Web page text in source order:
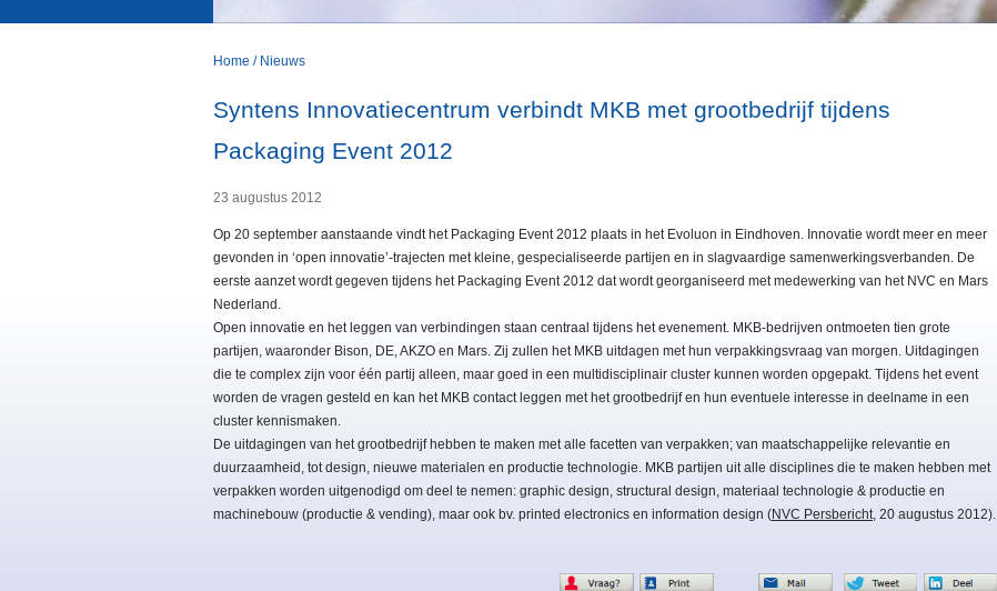
Home / Nieuws
Syntens Innovatiecentrum verbindt MKB met grootbedrijf tijdens
Packaging Event 2012
23 augustus 2012
Op 20 september aanstaande vindt het Packaging Event 2012 plaats in het Evoluon in Eindhoven. Innovatie wordt meer en meer
gevonden in ‘open innovatie’-trajecten met kleine, gespecialiseerde partijen en in slagvaardige samenwerkingsverbanden. De
eerste aanzet wordt gegeven tijdens het Packaging Event 2012 dat wordt georganiseerd met medewerking van het NVC en Mars
Nederland.
Open innovatie en het leggen van verbindingen staan centraal tijdens het evenement. MKB-bedrijven ontmoeten tien grote
partijen, waaronder Bison, DE, AKZO en Mars. Zij zullen het MKB uitdagen met hun verpakkingsvraag van morgen. Uitdagingen
die te complex zijn voor één partij alleen, maar goed in een multidisciplinair cluster kunnen worden opgepakt. Tijdens het event
worden de vragen gesteld en kan het MKB contact leggen met het grootbedrijf en hun eventuele interesse in deelname in een
cluster kennismaken.
De uitdagingen van het grootbedrijf hebben te maken met alle facetten van verpakken; van maatschappelijke relevantie en
duurzaamheid, tot design, nieuwe materialen en productie technologie. MKB partijen uit alle disciplines die te maken hebben met
verpakken worden uitgenodigd om deel te nemen: graphic design, structural design, materiaal technologie & productie en
machinebouw (productie & vending), maar ook bv. printed electronics en information design (NVC Persbericht, 20 augustus 2012).